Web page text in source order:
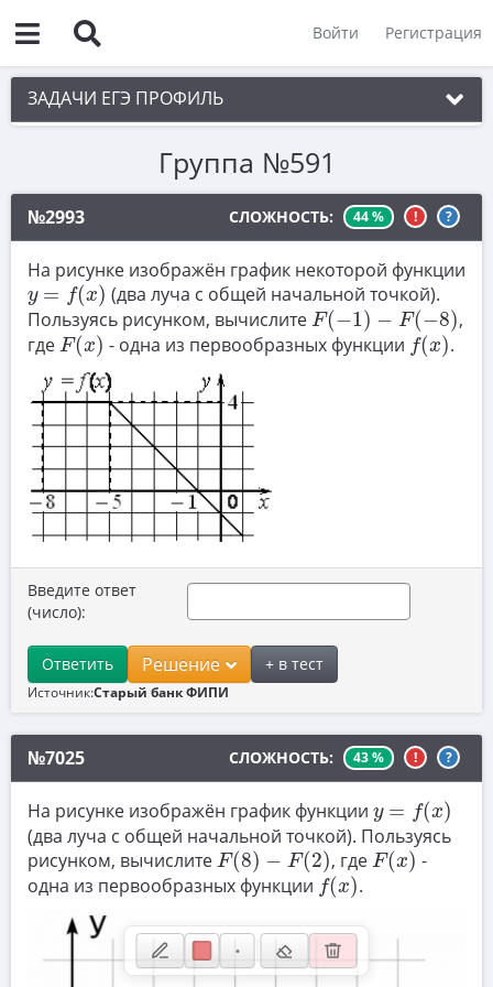
Войти Регистрация
ЗАДАЧИ ЕГЭ ПРОФИЛЬ
1. Планиметрия
2. Векторы
3. Стереометрия
4. Классическое определение вероятности
5. Теория вероятностей
6. Уравнения
7. Нахождение значений выражений
8. Производная
9. Задачи прикладного содержания
10. Текстовые задачи
12. Исследование функций
14. Стереометрия
16. Экономические задачи
18. Параметры
19. Числа и их свойства
Группа №591
№2993 СЛОЖНОСТЬ: 44 % ! ?
На рисунке изображён график некоторой функции
y = f(x)
y= f(x)
(два луча с общей начальной точкой).
Пользуясь рисунком, вычислите F(−1) − F(−8)
F(−1)−F( −8)
,
где F(x)
F(x) - одна из первообразных функции f(x)
f(x) .
Введите ответ
(число):
Ответить Решение + в тест
Источник:Старый банк ФИПИ
№7025 СЛОЖНОСТЬ: 43 % ! ?
На рисунке изображён график функции y = f(x)
y x)
(два луча с общей начальной точкой). Пользуясь
рисунком, вычислите F(8) − F(2)
F(8)−F( 2) , где F(x)
F(x)
-
одна из первообразных функции f(x)
f(x) .